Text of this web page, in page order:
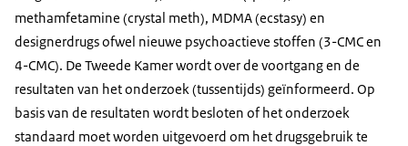
methamfetamine (crystal meth), MDMA (ecstasy) en
designerdrugs ofwel nieuwe psychoactieve stoffen (3-CMC en
4-CMC). De Tweede Kamer wordt over de voortgang en de
resultaten van het onderzoek (tussentijds) geïnformeerd. Op
basis van de resultaten wordt besloten of het onderzoek
standaard moet worden uitgevoerd om het drugsgebruik te